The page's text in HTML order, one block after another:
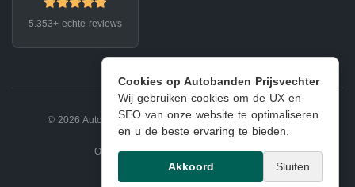
Cookies op Autobanden Prijsvechter
Wij gebruiken cookies om de UX en
SEO van onze website te optimaliseren
en u de beste ervaring te bieden.
Akkoord Sluiten
5.353+ echte reviews
© 2026 Autobanden Prijsvechter. Privacy | Voorwaarden
Onderdeel van EJ Banden Oosterhout